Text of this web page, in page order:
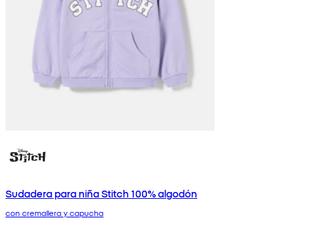
Sudadera para niña Stitch 100% algodón
con cremallera y capucha